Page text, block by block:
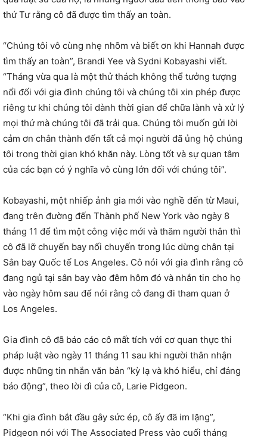
thứ Tư rằng cô đã được tìm thấy an toàn.
“Chúng tôi vô cùng nhẹ nhõm và biết ơn khi Hannah được
tìm thấy an toàn”, Brandi Yee và Sydni Kobayashi viết.
“Tháng vừa qua là một thử thách không thể tưởng tượng
nổi đối với gia đình chúng tôi và chúng tôi xin phép được
riêng tư khi chúng tôi dành thời gian để chữa lành và xử lý
mọi thứ mà chúng tôi đã trải qua. Chúng tôi muốn gửi lời
cảm ơn chân thành đến tất cả mọi người đã ủng hộ chúng
tôi trong thời gian khó khăn này. Lòng tốt và sự quan tâm
của các bạn có ý nghĩa vô cùng lớn đối với chúng tôi”.
Kobayashi, một nhiếp ảnh gia mới vào nghề đến từ Maui,
đang trên đường đến Thành phố New York vào ngày 8
tháng 11 để tìm một công việc mới và thăm người thân thì
cô đã lỡ chuyến bay nối chuyến trong lúc dừng chân tại
Sân bay Quốc tế Los Angeles. Cô nói với gia đình rằng cô
đang ngủ tại sân bay vào đêm hôm đó và nhắn tin cho họ
vào ngày hôm sau để nói rằng cô đang đi tham quan ở
Los Angeles.
Gia đình cô đã báo cáo cô mất tích với cơ quan thực thi
pháp luật vào ngày 11 tháng 11 sau khi người thân nhận
được những tin nhắn văn bản “kỳ lạ và khó hiểu, chỉ đáng
báo động”, theo lời dì của cô, Larie Pidgeon.
“Khi gia đình bắt đầu gây sức ép, cô ấy đã im lặng”,
Pidgeon nói với The Associated Press vào cuối tháng